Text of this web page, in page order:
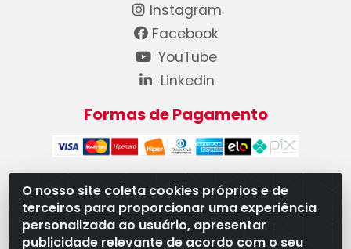
O nosso site coleta cookies próprios e de
terceiros para proporcionar uma experiência
personalizada ao usuário, apresentar
publicidade relevante de acordo com o seu
Instagram
Facebook
YouTube
Linkedin
Formas de Pagamento
WB Componentes Automotivos LTDA - CNPJ
08.528.393/0001-12 - Rua do Níquel, 667 - Parque
Oeste Industrial, Goiânia/GO - CEP 74375-660